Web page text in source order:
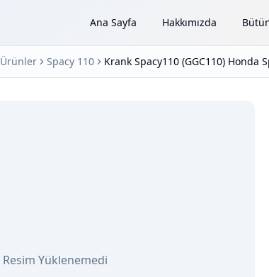
Ana Sayfa Hakkımızda
Ürünler Spacy 110 Krank Spacy110 (GGC110)
Resim Yüklenemedi